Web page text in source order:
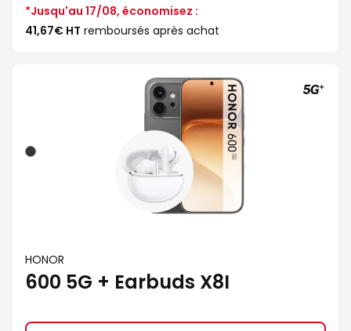
*Jusqu'au 17/08, économisez :
41,67€ HT remboursés après achat
Noir
HONOR
600 5G + Earbuds X8I